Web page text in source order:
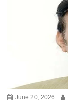
June 20, 2026